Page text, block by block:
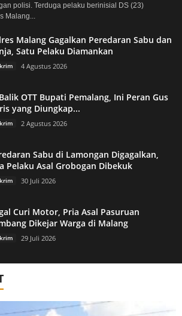
polisi. Terduga pelaku berinisial DS (23)
Malang...
Malang Gagalkan Peredaran Sabu dan
Satu Pelaku Diamankan
4 Agustus 2026
OTT Bupati Pemalang, Ini Peran Gus
yang Diungkap...
2 Agustus 2026
Sabu di Lamongan Digagalkan,
Pelaku Asal Grobogan Dibekuk
30 Juli 2026
Curi Motor, Pria Asal Pasuruan
Dikejar Warga di Malang
29 Juli 2026